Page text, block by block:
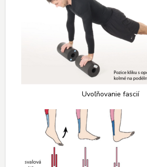
Uvoľňovanie fascií